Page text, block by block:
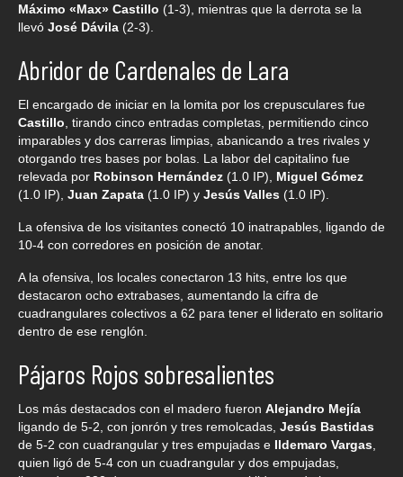
Máximo «Max» Castillo (1-3), mientras que la derrota se la
llevó José Dávila (2-3).
Abridor de Cardenales de Lara
El encargado de iniciar en la lomita por los crepusculares fue
Castillo , tirando cinco entradas completas, permitiendo cinco
imparables y dos carreras limpias, abanicando a tres rivales y
otorgando tres bases por bolas. La labor del capitalino fue
relevada por Robinson Hernández (1.0 IP), Miguel Gómez
(1.0 IP), Juan Zapata (1.0 IP) y Jesús Valles (1.0 IP).
La ofensiva de los visitantes conectó 10 inatrapables, ligando de
10-4 con corredores en posición de anotar.
A la ofensiva, los locales conectaron 13 hits, entre los que
destacaron ocho extrabases, aumentando la cifra de
cuadrangulares colectivos a 62 para tener el liderato en solitario
dentro de ese renglón.
Pájaros Rojos sobresalientes
Los más destacados con el madero fueron Alejandro Mejía
ligando de 5-2, con jonrón y tres remolcadas, Jesús Bastidas
de 5-2 con cuadrangular y tres empujadas e Ildemaro Vargas
quien ligó de 5-4 con un cuadrangular y dos empujadas,